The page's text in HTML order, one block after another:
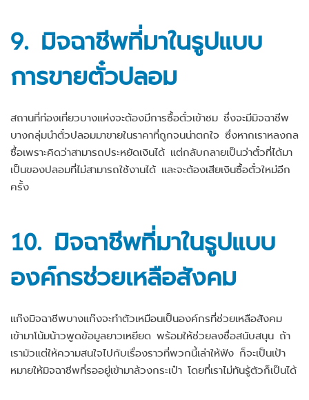
9. มิจฉาชีพที่มาในรูปแบบ
การขายตั๋วปลอม
สถานที่ท่องเที่ยวบางแห่งจะต้องมีการซื้อตั๋วเข้าชม ซึ่งจะมีมิจฉาชีพ
บางกลุ่มนำตั๋วปลอมมาขายในราคาที่ถูกจนน่าตกใจ ซึ่งหากเราหลงกล
ซื้อเพราะคิดว่าสามารถประหยัดเงินได้ แต่กลับกลายเป็นว่าตั๋วที่ได้มา
เป็นของปลอมที่ไม่สามารถใช้งานได้ และจะต้องเสียเงินซื้อตั๋วใหม่อีก
ครั้ง
10. มิจฉาชีพที่มาในรูปแบบ
องค์กรช่วยเหลือสังคม
แก๊งมิจฉาชีพบางแก๊งจะทำตัวเหมือนเป็นองค์กรที่ช่วยเหลือสังคม
เข้ามาโน้มน้าวพูดข้อมูลยาวเหยียด พร้อมให้ช่วยลงชื่อสนับสนุน ถ้า
เรามัวแต่ให้ความสนใจไปกับเรื่องราวที่พวกนี้เล่าให้ฟัง ก็จะเป็นเป้า
หมายให้มิจฉาชีพที่รออยู่เข้ามาล้วงกระเป๋า โดยที่เราไม่ทันรู้ตัวก็เป็นได้